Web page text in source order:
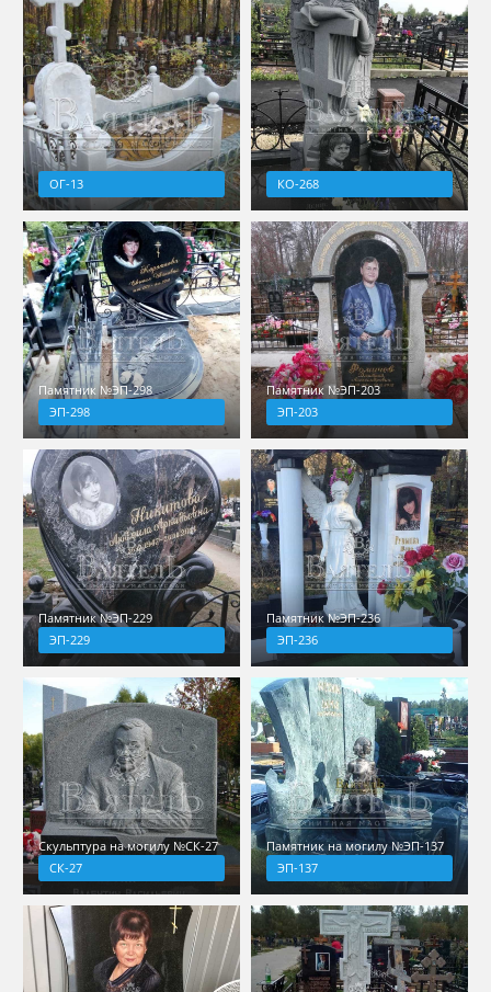
ОГ-13 КО-268
Памятник №ЭП-298
ЭП-298
Памятник №ЭП-203
ЭП-203
Памятник №ЭП-229
ЭП-229
Памятник №ЭП-236
ЭП-236
Скульптура на могилу №СК-27
СК-27
Памятник на могилу №ЭП-137
ЭП-137